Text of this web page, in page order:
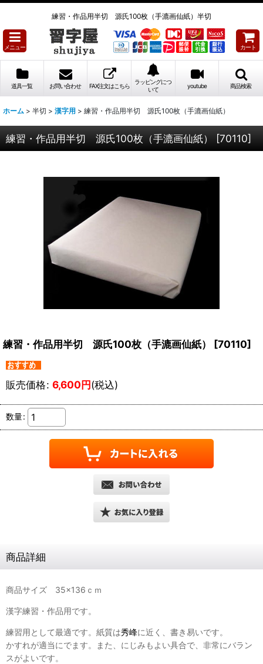
練習・作品用半切 源氏100枚（手漉画仙紙）半切
メニュー カート
道具一覧 お問い合わせ FAX注文はこちら
ラッピングにつ
いて
youtube 商品検索
ホーム > 半切 > 漢字用 > 練習・作品用半切 源氏100枚（手漉画仙紙）
練習・作品用半切 源氏100枚（手漉画仙紙） [70110]
練習・作品用半切 源氏100枚（手漉画仙紙） [70110]
販売価格: 6,600円(税込)
数量:
商品詳細
商品サイズ 35×136ｃｍ
漢字練習・作品用です。
練習用として最適です。紙質は秀峰に近く、書き易いです。
かすれが適当にでます。また、にじみもよい具合で、非常にバラン
スがよいです。